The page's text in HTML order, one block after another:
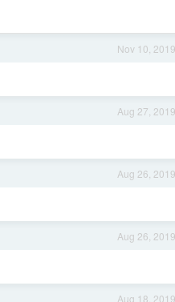
Nov 10, 2019
Aug 27, 2019
Aug 26, 2019
Aug 26, 2019
Aug 18, 2019